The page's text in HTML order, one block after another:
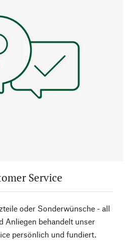
Service
oder Sonderwünsche - all
Anliegen behandelt unser
persönlich und fundiert.